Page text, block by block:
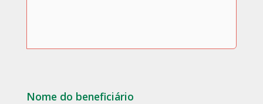
Nome do beneficiário